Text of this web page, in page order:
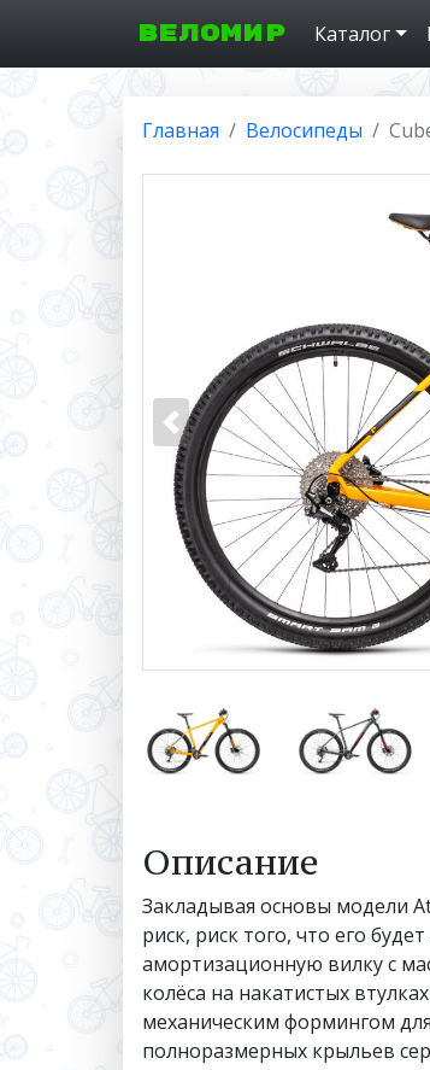
ВЕЛОМИР Каталог
Главная Велосипеды
Описание
Закладывая основы модели
риск, риск того, что его
амортизационную вилку с
колёса на накатистых
механическим формингом
полноразмерных крыльев